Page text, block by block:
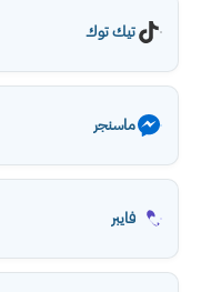
تيك توك
ماسنجر
فايبر